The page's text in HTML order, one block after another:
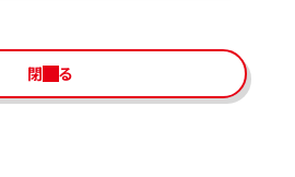
閉じる